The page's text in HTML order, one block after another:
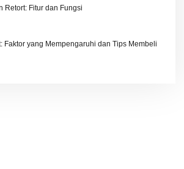
Retort: Fitur dan Fungsi
Faktor yang Mempengaruhi dan Tips Membeli